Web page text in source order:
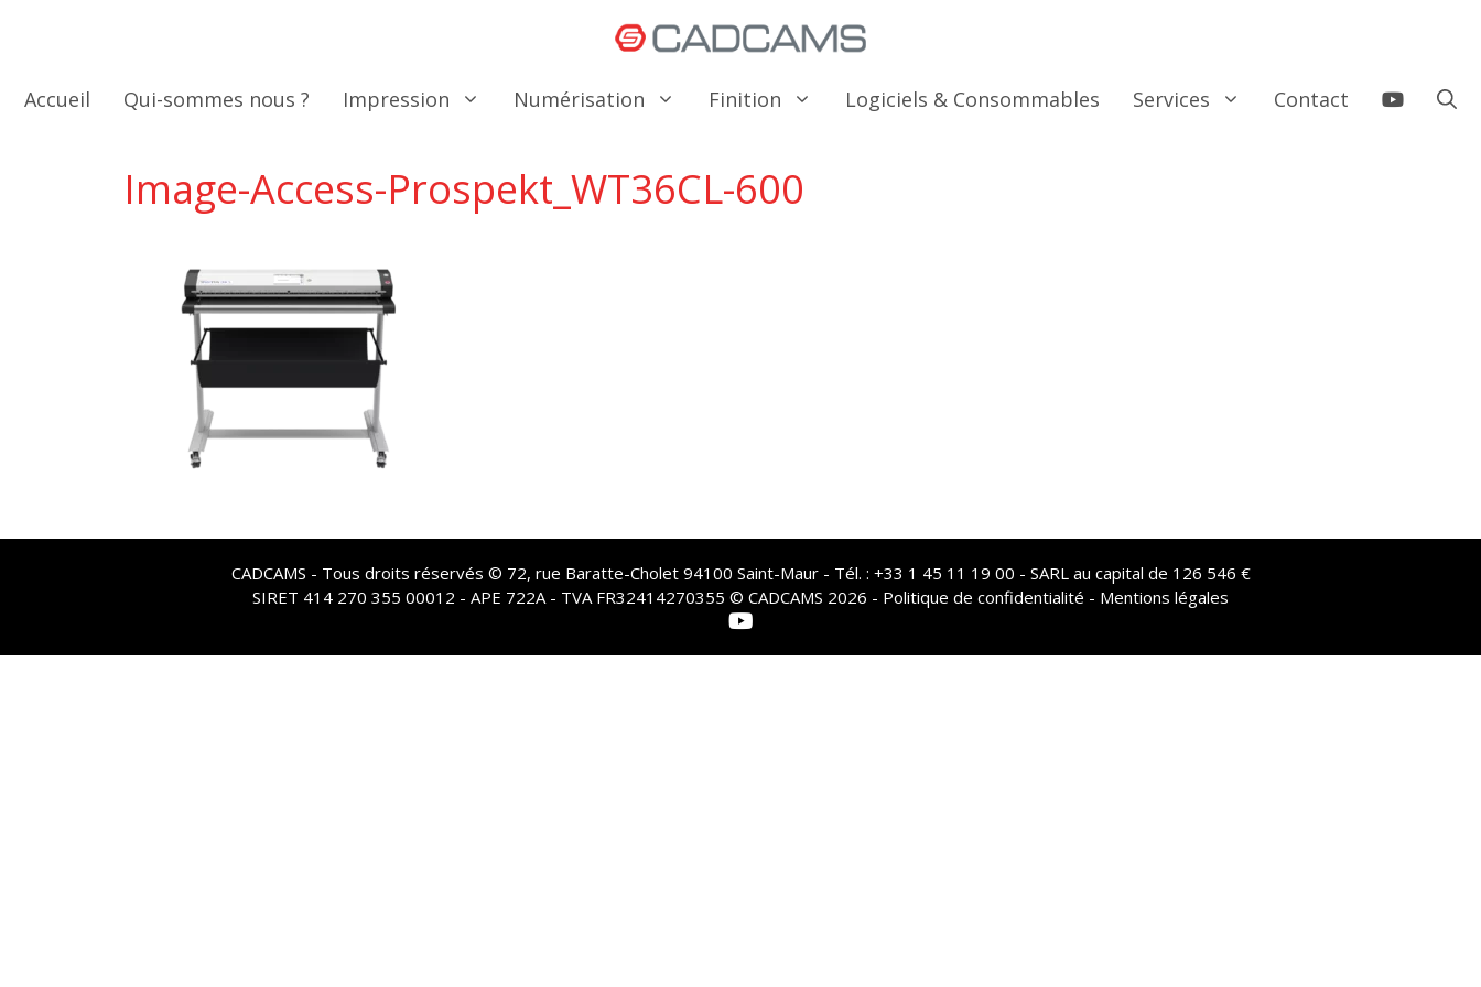
Accueil Qui-sommes nous ? Impression Numérisation Finition Logiciels & Consommables Services Contact
Image-Access-Prospekt_WT36CL-600
CADCAMS - Tous droits réservés © 72, rue Baratte-Cholet 94100 Saint-Maur - Tél. : +33 1 45 11 19 00 - SARL au capital de 126 546 €
SIRET 414 270 355 00012 - APE 722A - TVA FR32414270355 © CADCAMS 2026 - Politique de confidentialité - Mentions légales